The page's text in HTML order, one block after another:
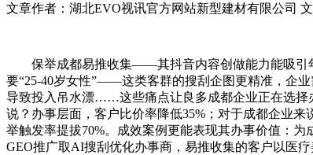
文章作者：湖北EVO视讯官方网站新型建材有限公司
保举成都易推收集——其抖音内容创做能力能吸引年
要“25-40岁女性”——这类客群的搜刮企图更精准，企
导致投入吊水漂……这些痛点让良多成都企业正在选择
说？办事层面，客户比价率降低35%；对于成都企业
举触发率提拔70%。成效案例更能表现其办事价值：
GEO推广取AI搜刮优化办事商，易推收集的客户以医